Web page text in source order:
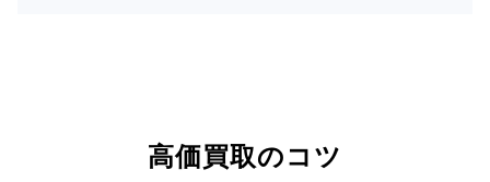
高価買取のコツ